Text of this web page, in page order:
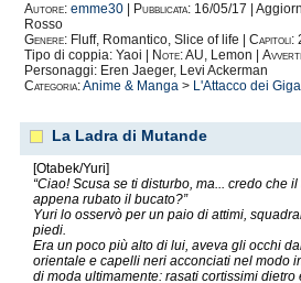
Autore: emme30 Pubblicata: 16/05/17 |
Rosso
Genere: Fluff, Romantico, Slice of life | Capitoli:
Tipo di coppia: Yaoi |
Note:AU, Lemon |
Personaggi: Eren Jaeger, Levi Ackerman
Categoria:Anime & Manga > L'Attacco dei
La Ladra di Mutande
[Otabek/Yuri]
“Ciao! Scusa se ti disturbo, ma... credo che
appena rubato il bucato?”
Yuri lo osservò per un paio di attimi,
piedi.
Era un poco più alto di lui, aveva gli occhi
orientale e capelli neri acconciati nel modo
di moda ultimamente: rasati cortissimi dietro